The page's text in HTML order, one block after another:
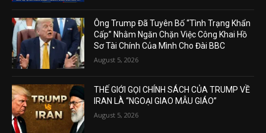
Ông Trump Đã Tuyên Bố “Tình Trạng Khẩn
Cấp” Nhằm Ngăn Chặn Việc Công Khai Hồ
Sơ Tài Chính Của Mình Cho Đài BBC
August 5, 2026
THẾ GIỚI GỌI CHÍNH SÁCH CỦA TRUMP VỀ
IRAN LÀ “NGOẠI GIAO MẪU GIÁO”
August 5, 2026